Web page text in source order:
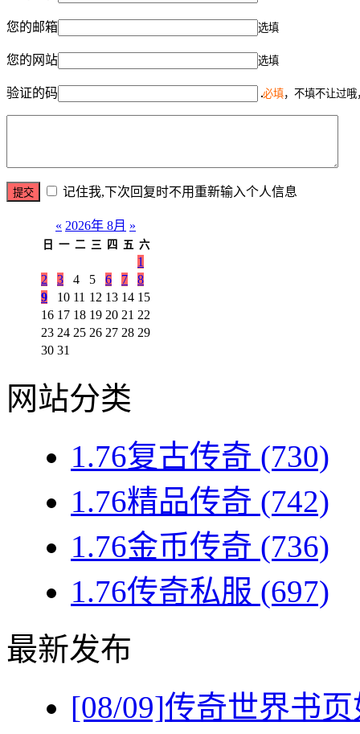
您的邮箱 选填
您的网站 选填
验证的码 必填，不填不让过
记住我,下次回复时不用重新输入个人信息
« 2026年 8月 »
日 一 二 三 四 五 六
1
2
3 4 5 6 7
8
9
10 11 12 13 14 15
16 17 18 19 20 21 22
23 24 25 26 27 28 29
30 31
网站分类
1.76复古传奇 (730)
1.76精品传奇 (742)
1.76金币传奇 (736)
1.76传奇私服 (697)
最新发布
[08/09]传奇世界书